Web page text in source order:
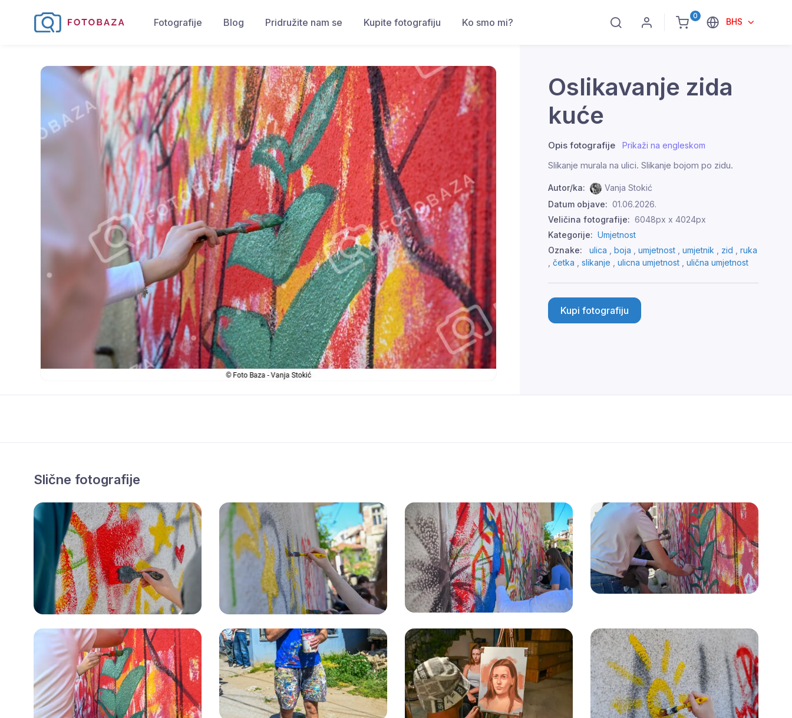
0
BHS
Fotografije Blog Pridružite nam se Kupite fotografiju Ko smo mi?
Oslikavanje zida
kuće
Opis fotografije Prikaži na engleskom
Slikanje murala na ulici. Slikanje bojom po zidu.
Autor/ka:
Vanja Stokić
Datum objave: 01.06.2026.
Veličina fotografije: 6048px x 4024px
Kategorije: Umjetnost
Oznake:
ulica , boja , umjetnost , umjetnik , zid , ruka
, četka , slikanje , ulicna umjetnost , ulična umjetnost
Kupi fotografiju
Slične fotografije